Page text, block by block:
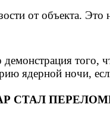
от объекта. Это
ядерной ночи,
СТАЛ